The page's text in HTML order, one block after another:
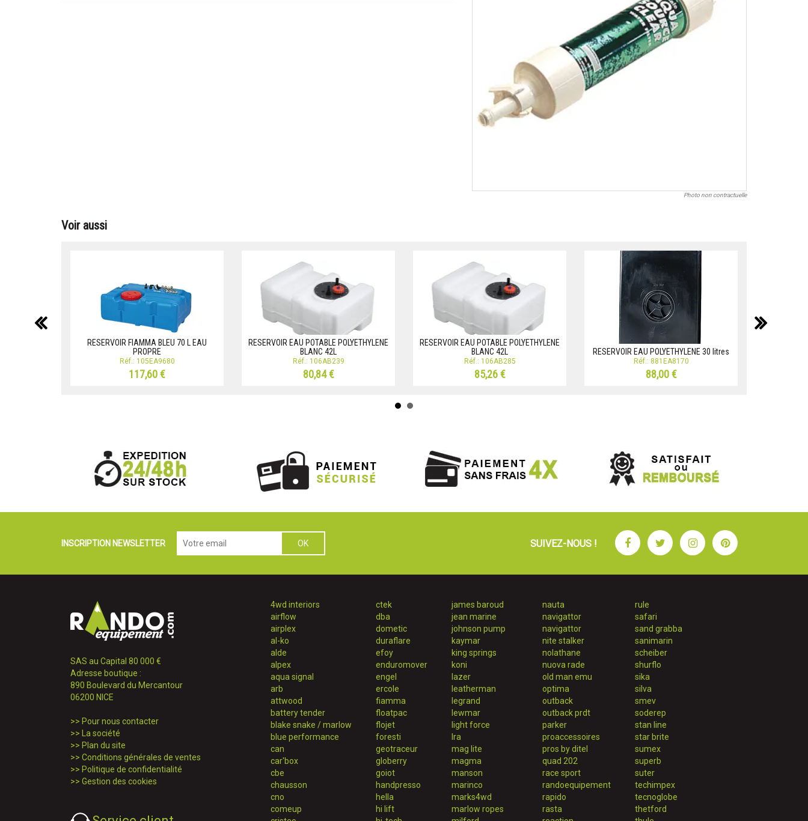
Photo non contractuelle
Voir aussi
RESERVOIR FIAMMA BLEU 70 L EAU
PROPRE
Réf.: 105EA9680
117,60 €
RESERVOIR EAU POTABLE POLYETHYLENE
BLANC 42L
Réf.: 106AB239
80,84 €
RESERVOIR EAU POTABLE POLYETHYLENE
BLANC 42L
Réf.: 106AB285
85,26 €
RESERVOIR EAU POLYETHYLENE 30 litres
Réf.: 881EA8170
88,00 €
précédent
INSCRIPTION NEWSLETTER SUIVEZ-NOUS ! FacebookTwitterInstagramPinterest
SAS au Capital 80 000 €
Adresse boutique :
890 Boulevard du Mercantour
06200 NICE
>> Pour nous contacter
>> La société
>> Plan du site
>> Conditions générales de ventes
>> Politique de confidentialité
>> Gestion des cookies
4wd interiors
airflow
airplex
al-ko
alde
alpex
aqua signal
arb
attwood
battery tender
blake snake / marlow
blue performance
can
car'box
cbe
chausson
cno
comeup
ctek
dba
dometic
duraflare
efoy
enduromover
engel
ercole
fiamma
floatpac
flojet
foresti
geotraceur
globerry
goiot
handpresso
hella
hi lift
james baroud
jean marine
johnson pump
kaymar
king springs
koni
lazer
leatherman
legrand
lewmar
light force
lra
mag lite
magma
manson
marinco
marks4wd
marlow ropes
nauta
navigattor
navigattor
nite stalker
nolathane
nuova rade
old man emu
optima
outback
outback prdt
parker
proaccessoires
pros by ditel
quad 202
race sport
randoequipement
rapido
rasta
rule
safari
sand grabba
sanimarin
scheiber
shurflo
sika
silva
smev
soderep
stan line
star brite
sumex
superb
suter
techimpex
tecnoglobe
thetford